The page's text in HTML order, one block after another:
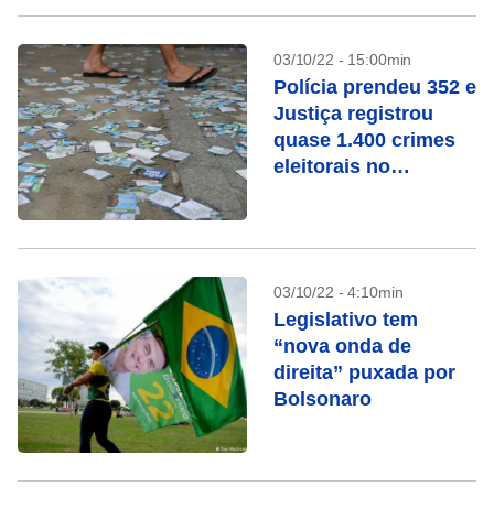
03/10/22 - 15:00min
Polícia prendeu 352 e
Justiça registrou
quase 1.400 crimes
eleitorais no
03/10/22 - 4:10min
Legislativo tem
“nova onda de
direita” puxada por
Bolsonaro